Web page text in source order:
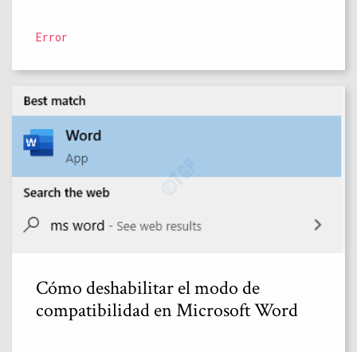
Error
Cómo deshabilitar el modo de
compatibilidad en Microsoft Word